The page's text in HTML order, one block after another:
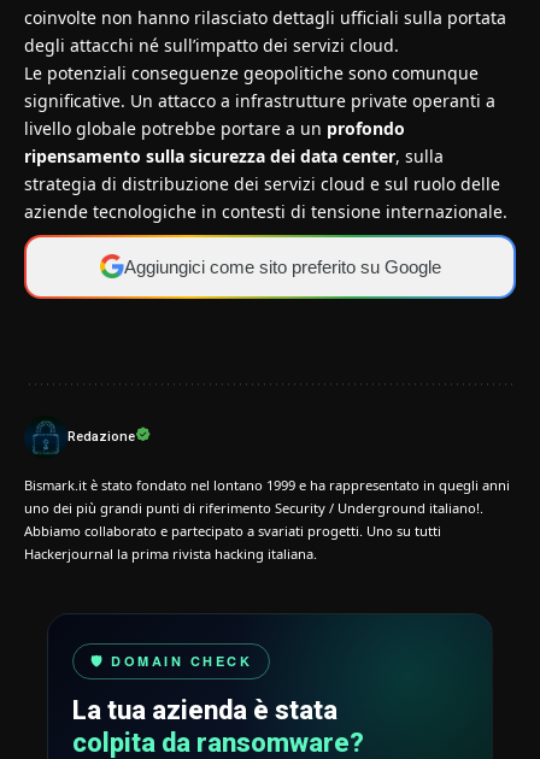
coinvolte non hanno rilasciato dettagli ufficiali sulla portata
degli attacchi né sull’impatto dei servizi cloud.
Le potenziali conseguenze geopolitiche sono comunque
significative. Un attacco a infrastrutture private operanti a
livello globale potrebbe portare a un profondo
ripensamento sulla sicurezza dei data center, sulla
strategia di distribuzione dei servizi cloud e sul ruolo delle
aziende tecnologiche in contesti di tensione internazionale.
Aggiungici come sito preferito su Google
Redazione
Bismark.it è stato fondato nel lontano 1999 e ha rappresentato in quegli anni
uno dei più grandi punti di riferimento Security / Underground italiano!.
Abbiamo collaborato e partecipato a svariati progetti. Uno su tutti
Hackerjournal la prima rivista hacking italiana.
🛡️ DOMAIN CHECK
La tua azienda è stata
colpita da ransomware?